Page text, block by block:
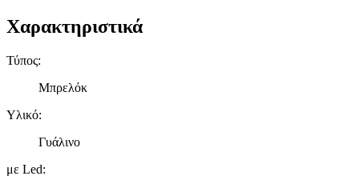
Χαρακτηριστικά
Τύπος:
Μπρελόκ
Υλικό:
Γυάλινο
με Led: